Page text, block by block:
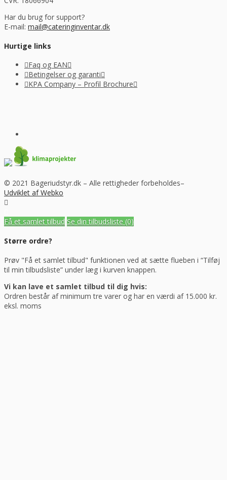
Har du brug for support?
E-mail: mail@cateringinventar.dk
Hurtige links
Faq og EAN
Betingelser og garanti
KPA Company – Profil Brochure
© 2021 Bageriudstyr.dk – Alle rettigheder forbeholdes–
Udviklet af Webko
Få et samlet tilbud Se din tilbudsliste (0)
Større ordre?
Prøv "Få et samlet tilbud" funktionen ved at sætte flueben i “Tilføj
til min tilbudsliste” under læg i kurven knappen.
Vi kan lave et samlet tilbud til dig hvis:
Ordren består af minimum tre varer og har en værdi af 15.000 kr.
eksl. moms